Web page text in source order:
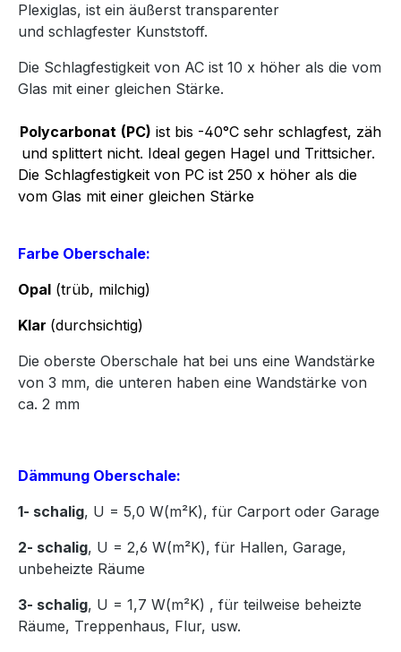
Plexiglas, ist ein äußerst transparenter
und schlagfester Kunststoff.
Die Schlagfestigkeit von AC ist 10 x höher als die vom
Glas mit einer gleichen Stärke.
Polycarbonat (PC) ist bis -40°C sehr schlagfest, zäh
und splittert nicht. Ideal gegen Hagel und Trittsicher.
Die Schlagfestigkeit von PC ist 250 x höher als die
vom Glas mit einer gleichen Stärke
Farbe Oberschale:
Opal (trüb, milchig)
Klar (durchsichtig)
Die oberste Oberschale hat bei uns eine Wandstärke
von 3 mm, die unteren haben eine Wandstärke von
ca. 2 mm
Dämmung Oberschale:
1- schalig, U = 5,0 W(m²K), für Carport oder Garage
2- schalig, U = 2,6 W(m²K), für Hallen, Garage,
unbeheizte Räume
3- schalig, U = 1,7 W(m²K) , für teilweise beheizte
Räume, Treppenhaus, Flur, usw.